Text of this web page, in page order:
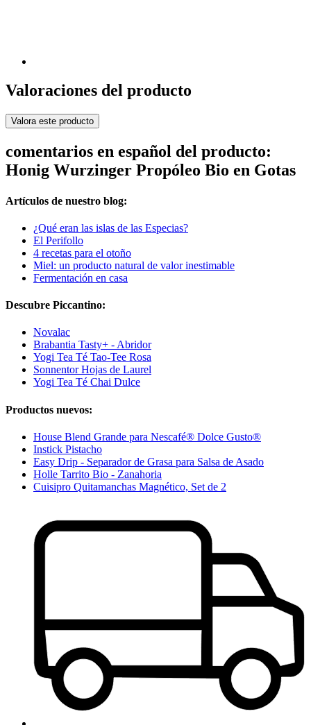
Valoraciones del producto
Valora este producto
comentarios en español del producto:
Honig Wurzinger Propóleo Bio en Gotas
Artículos de nuestro blog:
¿Qué eran las islas de las Especias?
El Perifollo
4 recetas para el otoño
Miel: un producto natural de valor inestimable
Fermentación en casa
Descubre Piccantino:
Novalac
Brabantia Tasty+ - Abridor
Yogi Tea Té Tao-Tee Rosa
Sonnentor Hojas de Laurel
Yogi Tea Té Chai Dulce
Productos nuevos:
House Blend Grande para Nescafé® Dolce Gusto®
Instick Pistacho
Easy Drip - Separador de Grasa para Salsa de Asado
Holle Tarrito Bio - Zanahoria
Cuisipro Quitamanchas Magnético, Set de 2